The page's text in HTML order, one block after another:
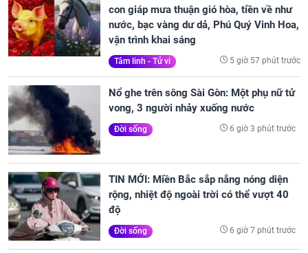
con giáp mưa thuận gió hòa, tiền về như
nước, bạc vàng dư dả, Phú Quý Vinh Hoa,
vận trình khai sáng
Tâm linh - Tử vi 5 giờ 57 phút trước
Nổ ghe trên sông Sài Gòn: Một phụ nữ tử
vong, 3 người nhảy xuống nước
Đời sống 6 giờ 3 phút trước
TIN MỚI: Miền Bắc sắp nắng nóng diện
rộng, nhiệt độ ngoài trời có thể vượt 40
độ
Đời sống 6 giờ 7 phút trước